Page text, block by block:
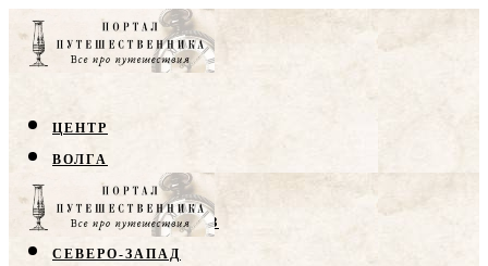
ЦЕНТР
ВОЛГА
КРЫМ
СЕВЕРНЫЙ КАВКАЗ
СЕВЕРО-ЗАПАД